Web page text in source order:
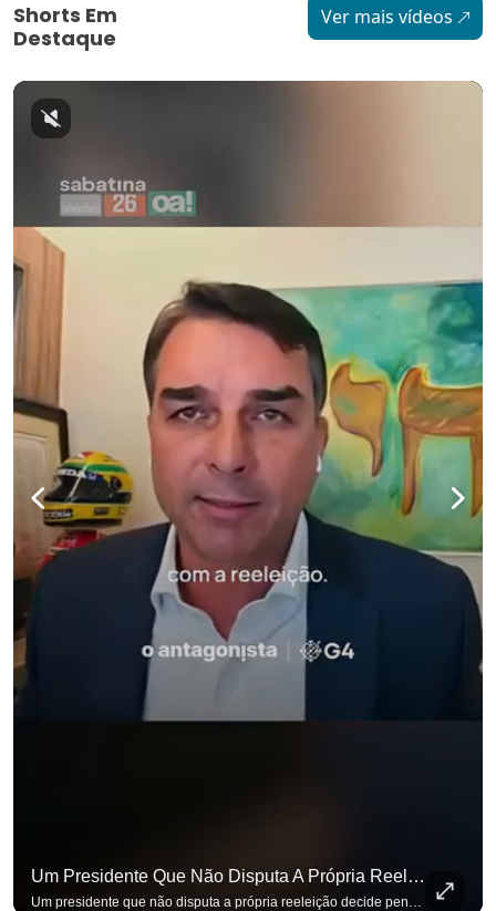
Shorts Em
Destaque
Ver mais vídeos
Um Presidente Que Não Disputa A Própria Reeleição Decide Pensando Em Quem Vem Depois.
Um presidente que não disputa a própria reeleição decide pensando em quem vem depois. Foi assim que Flávio Bolsonaro defendeu a PEC do fim da reeleição, primeira das medidas que citou para o ambiente de negócios. Se você busca informação com credibilidade, inscreva-se agora e ative o